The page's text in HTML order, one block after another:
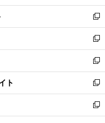
開
く
ウ
で
開
く
ン
ド
ウ
で
開
く
ウ
ィ
ン
ド
ウ
で
開
く
新
し
い
ウ
ィ
ン
ド
ウ
で
開
新
し
い
ウ
ィ
ン
ド
ウ
新
し
い
ウ
ィ
ン
ト
新
し
い
ウ
新
し